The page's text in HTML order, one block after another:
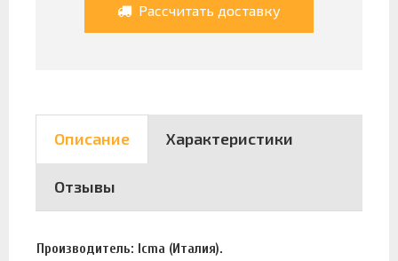
Рассчитать доставку
Описание Характеристики
Отзывы
Производитель: Icma (Италия).